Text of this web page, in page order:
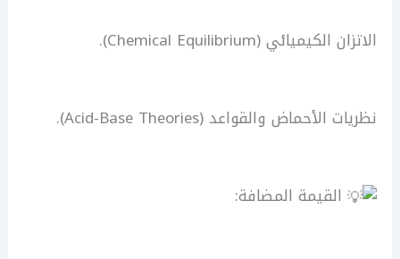
​الاتزان الكيميائي (Chemical Equilibrium).
​نظريات الأحماض والقواعد (Acid-Base Theories).
القيمة المضافة: